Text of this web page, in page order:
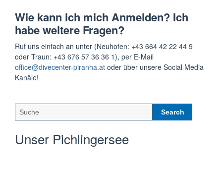
Wie kann ich mich Anmelden? Ich
habe weitere Fragen?
Ruf uns einfach an unter (Neuhofen: +43 664 42 22 44 9
oder Traun: +43 676 57 36 36 1), per E-Mail
office@divecenter-piranha.at oder über unsere Social Media
Kanäle!
Search
for:
Unser Pichlingersee